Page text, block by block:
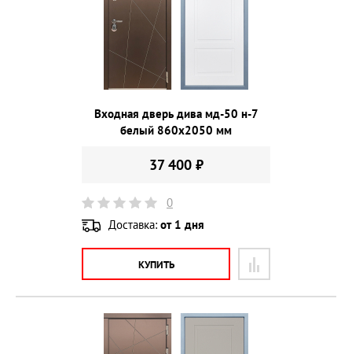
Входная дверь дива мд-50 н-7
белый 860х2050 мм
37 400 ₽
0
Доставка: от 1 дня
КУПИТЬ